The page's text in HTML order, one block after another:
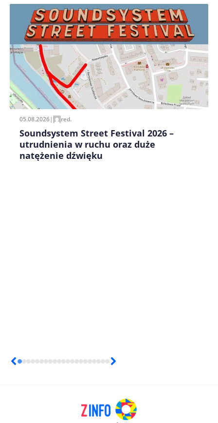
Zapamiętaj moje dane w tej przeglądarce podczas
pisania kolejnych komentarzy.
05.08.2026| red.
Soundsystem Street Festival 2026 –
utrudnienia w ruchu oraz duże
natężenie dźwięku